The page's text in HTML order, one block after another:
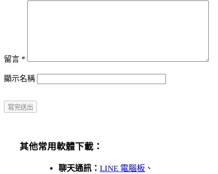
留言 *
顯示名稱
其他常用軟體下載：
聊天通訊： LINE 電腦板 、